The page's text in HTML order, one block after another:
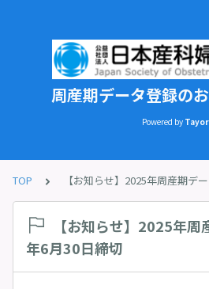
周産期データ登録の
Powered by
TOP 【お知らせ】2025年周産期デ
【お知らせ】2025年
年6月30日締切